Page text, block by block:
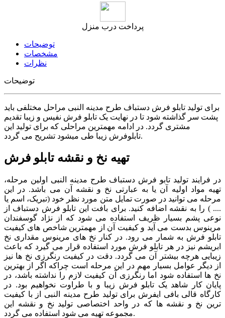
پرداخت درب منزل
توضیحات
مشخصات
نظرات
توضیحات
برای تولید تابلو فرش دستباف طرح مدینه النبی مراحل مختلفی باید
پشت سر گذاشته شود تا در نهایت یک تابلو فرش نفیس و زیبا تقدیم
مشتری گردد. در ادامه مهمترین مراحلی که برای تولید این
تابلوفرش زیبا طی میشود تشریح می گردد.
تهیه نخ و نقشه تابلو فرش
در فرایند تولید تابو فرش دستباف طرح مدینه النبی اولین مرحله،
تهیه مواد اولیه آن یا به عبارتی نخ و نقشه آن می باشد. در این
مرحله می توانید در صورت تمایل متن مورد نظر خود (تبریک، اسم یا
.... ) را به نقشه اضافه کنید. برای بافت این تابلو فرش دستباف از
نوعی پشم بسیار ظریف استفاده می شود که از نژاد گوسفندان
مرینوس بدست می آید و کیفیت آن از مهمترین شاخص های کیفیت
تابلو فرش به شمار می رود. در کنار نخ های مرینوس مقداری نخ
ابریشم نیز در هر تابلو فرش مورد استفاده قرار می گیرد که باعث
زیبایی هرچه بیشتر آن می گردد. دقت در کیفیت رنگرزی نخ ها نیز
از دیگر عوامل بسیار مهم در این مرحله است چراکه اگر از بهترین
نخ ها استفاده شود اما رنگرزی آن کیفیت لازم را نداشته باشد، در
پایان کار شاهد یک تابلو فرش زیبا و با طراوت نخواهیم بود. در
کارگاه قالی بافی ایفرش برای تولید طرح مدینه النبی از با کیفیت
ترین نخ و نقشه ها که در واحد اختصاصی تولید نخ و نقشه این
مجموعه تهیه می شود استفاده می گردد.